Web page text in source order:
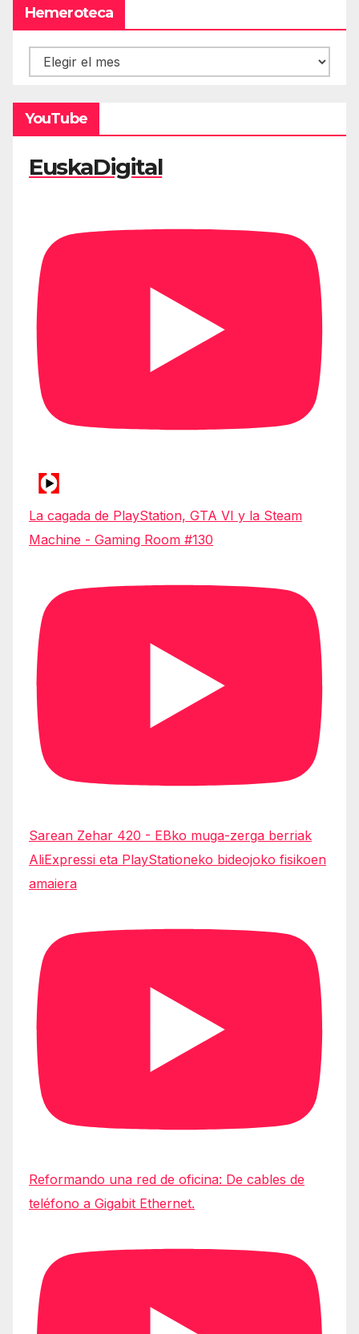
Hemeroteca
Hemeroteca
YouTube
EuskaDigital
La cagada de PlayStation, GTA VI y la Steam
Machine - Gaming Room #130
Sarean Zehar 420 - EBko muga-zerga berriak
AliExpressi eta PlayStationeko bideojoko fisikoen
amaiera
Reformando una red de oficina: De cables de
teléfono a Gigabit Ethernet.